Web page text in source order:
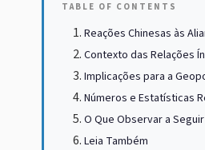
TABLE OF CONTENTS
Reações Chinesas às
Contexto das Relações
Implicações para a
Números e Estatísticas
O Que Observar a Seguir
Leia Também